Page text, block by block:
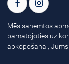
Mēs saņemtos
pamatojoties uz
apkopošanai, Jums